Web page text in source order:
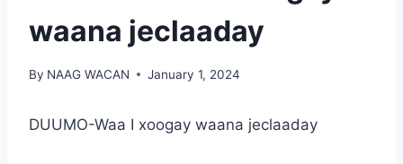
waana jeclaaday
By NAAG WACAN January 1, 2024
DUUMO-Waa I xoogay waana jeclaaday